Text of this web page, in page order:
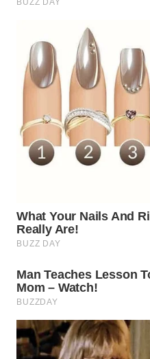
WN
WN
SEMARANG
WN
SOLO
WN
MADURA
WN
SURABAYA
WN
NATUNA